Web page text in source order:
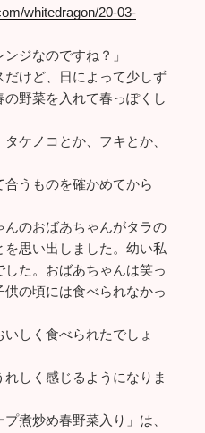
whitedragon/20-03-
ジなのですね？」
だけど、日によって少しず
野菜を入れて春っぽくし
ケノコとか、フキとか、
合うものを確かめてから
のおばあちゃんがタラの
思い出しました。幼い私
た。おばあちゃんは笑っ
の頃には食べられなかっ
しく食べられたでしょ
しく感じるようになりま
煮炒め春野菜入り」は、